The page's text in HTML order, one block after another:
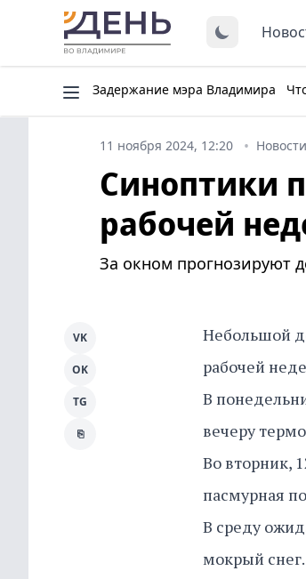
Задержание мэра Владимира
11 ноября 2024, 12:20 Новости
Синоптики
рабочей
За окном прогнозируют
Небольшой
рабочей
В
вечеру
Во вторник,
пасмурная
В среду
мокрый снег.
VK
OK
TG
⎘